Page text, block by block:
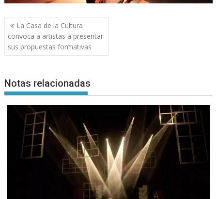
Navegación
de
entradas
La Casa de la Cultura
convoca a artistas a presentar
sus propuestas formativas
Notas relacionadas